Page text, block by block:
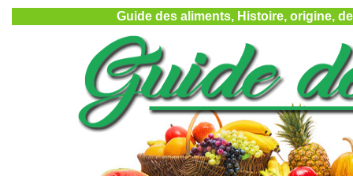
Guide des aliments, Histoire, origine,